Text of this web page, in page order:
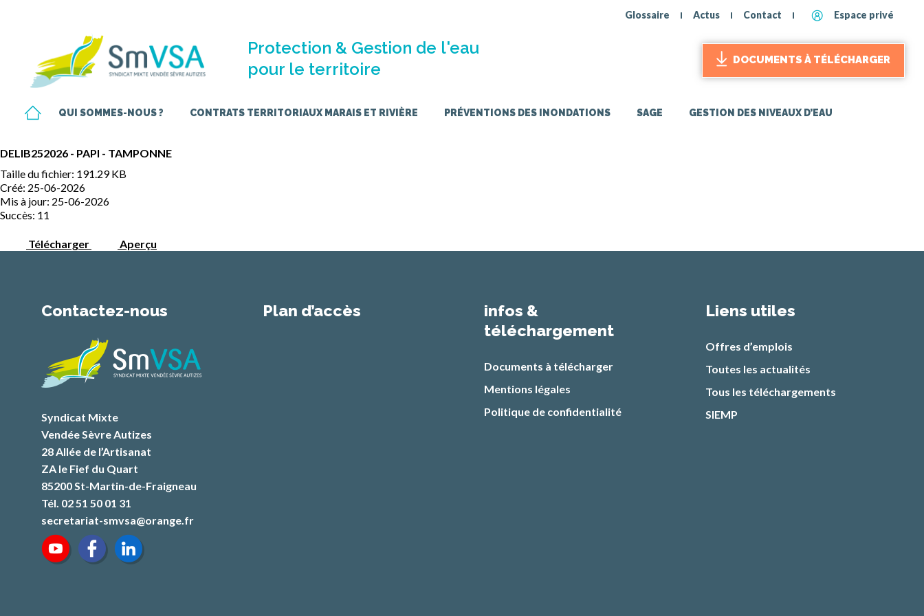
Glossaire Actus Contact Espace privé
Protection & Gestion de l'eau
pour le territoire
DOCUMENTS À TÉLÉCHARGER
QUI SOMMES-NOUS ? CONTRATS TERRITORIAUX MARAIS ET RIVIÈRE PRÉVENTIONS DES INONDATIONS SAGE GESTION DES NIVEAUX D’EAU
DELIB252026 - PAPI - TAMPONNE
Taille du fichier: 191.29 KB
Créé: 25-06-2026
Mis à jour: 25-06-2026
Succès: 11
Télécharger Aperçu
Contactez-nous
Syndicat Mixte
Vendée Sèvre Autizes
28 Allée de l’Artisanat
ZA le Fief du Quart
85200 St-Martin-de-Fraigneau
Tél. 02 51 50 01 31
secretariat-smvsa@orange.fr
Plan d’accès
infos &
téléchargement
Documents à télécharger
Mentions légales
Politique de confidentialité
Liens utiles
Offres d’emplois
Toutes les actualités
Tous les téléchargements
SIEMP